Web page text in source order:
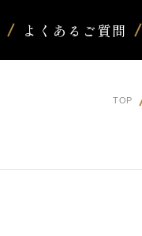
よくあるご質問
TOP